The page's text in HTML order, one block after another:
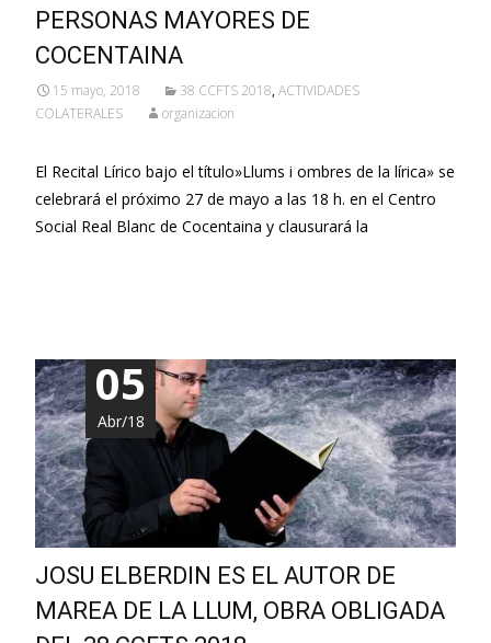
PERSONAS MAYORES DE
COCENTAINA
15 mayo, 2018 38 CCFTS 2018,ACTIVIDADES
COLATERALES
organizacion
El Recital Lírico bajo el título»Llums i ombres de la lírica» se
celebrará el próximo 27 de mayo a las 18 h. en el Centro
Social Real Blanc de Cocentaina y clausurará la
05
Abr/18
JOSU ELBERDIN ES EL AUTOR DE
MAREA DE LA LLUM, OBRA OBLIGADA